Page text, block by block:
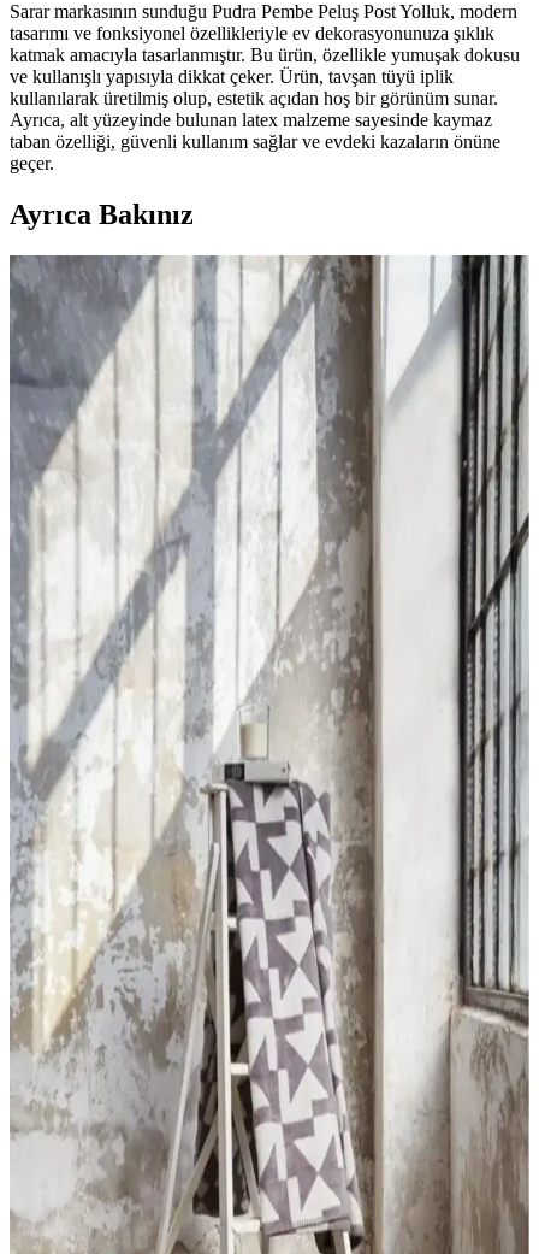
Sarar markasının sunduğu Pudra Pembe Peluş Post Yolluk, modern
tasarımı ve fonksiyonel özellikleriyle ev dekorasyonunuza şıklık
katmak amacıyla tasarlanmıştır. Bu ürün, özellikle yumuşak dokusu
ve kullanışlı yapısıyla dikkat çeker. Ürün, tavşan tüyü iplik
kullanılarak üretilmiş olup, estetik açıdan hoş bir görünüm sunar.
Ayrıca, alt yüzeyinde bulunan latex malzeme sayesinde kaymaz
taban özelliği, güvenli kullanım sağlar ve evdeki kazaların önüne
geçer.
Ayrıca Bakınız
Peluş Halı Karşılaştırması: Saraz ve Valery Home
Ürünlerinin Özellikleri ve Kullanım Avantajları
İki farklı peluş halı modelini malzeme, boyut, renk ve kullanım
özellikleri açısından karşılaştırıyoruz. Konfor, güvenlik ve estetik
açısından önemli detaylar ve kullanıcı yorumlarıyla ürünlerin
avantajlarını keşfedin.
Venucci Quincey Bukleli Yumuşak Peluş Post Halı
Modern İç Mekan Dekorasyonu İçin
Venucci Quincey halı, yumuşak dokusu ve dayanıklı yapısıyla iç
mekanlara şıklık ve konfor katar. Kolay temizlenebilir özellikleriyle
pratik kullanım sağlar.
Zeynep Tekstil Penguen Nakışlı Kapşonlu Wellsoft
Peluş Bornoz İnceleme ve Kullanıcı Yorumları
Penguen nakışlı kapşonlu wellsoft bornoz, yüksek sıcak tutma
özelliği ve şık tasarımıyla evde rahatlık ve estetiği bir arada sunar.
Kaliteli malzeme ve kullanışlı tasarımıyla soğuk havalara ideal bir
tercih.
Madame Coco Peluş Halı: Yumuşak Dokusu ve
Dekorasyonda Estetik Çözümler
Madame Coco peluş halılar, yumuşak dokusu ve çeşitli renk
seçenekleriyle ev dekorasyonunda konfor ve estetik sunar. Uzun
ömürlü ve kolay temizlenebilir yapısıyla yaşam alanlarınıza sıcaklık
katar.
MaisonArt Comfy ve Semecca Lara Kapüşonlu
Bornoz Karşılaştırması
MaisonArt Comfy ve Semecca Lara bornozları, malzeme ve
kullanım özellikleriyle öne çıkıyor. Bu karşılaştırma, ürünlerin kalite,
emicilik ve dayanıklılık gibi yönlerini detaylandırarak doğru seçim
yapmanıza yardımcı olur.
Raschel Halı Balat ve Talia Home Kaymaz Banyo
Paspası Karşılaştırması